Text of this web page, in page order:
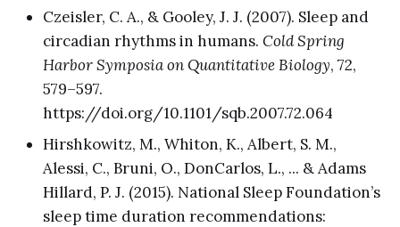
Czeisler, C. A., & Gooley, J. J. (2007). Sleep and
circadian rhythms in humans. Cold Spring
Harbor Symposia on Quantitative Biology, 72,
579–597.
https://doi.org/10.1101/sqb.2007.72.064
Hirshkowitz, M., Whiton, K., Albert, S. M.,
Alessi, C., Bruni, O., DonCarlos, L., ... & Adams
Hillard, P. J. (2015). National Sleep Foundation’s
sleep time duration recommendations: